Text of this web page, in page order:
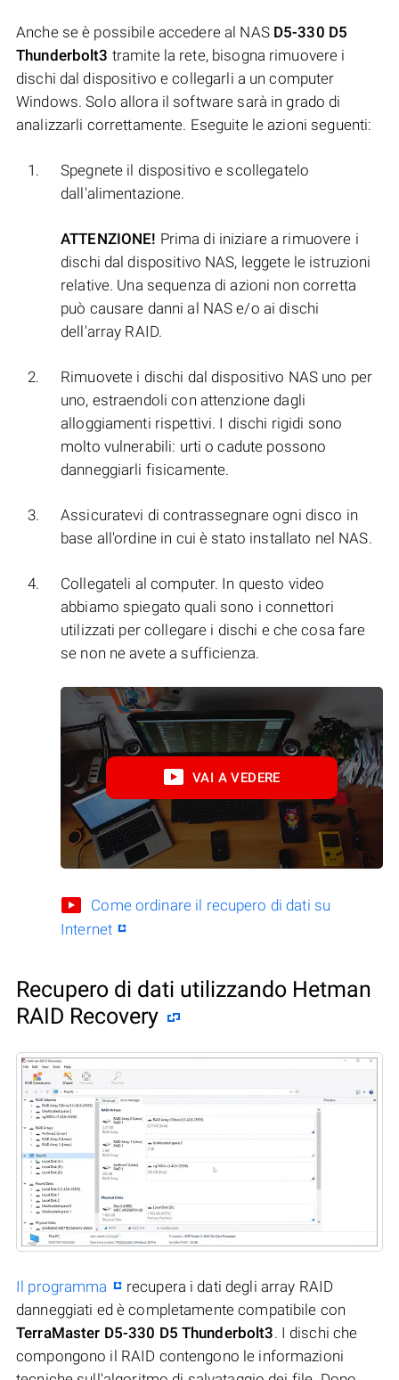
Anche se è possibile accedere al NAS D5-330 D5
Thunderbolt3 tramite la rete, bisogna rimuovere i
dischi dal dispositivo e collegarli a un computer
Windows. Solo allora il software sarà in grado di
analizzarli correttamente. Eseguite le azioni seguenti:
Spegnete il dispositivo e scollegatelo
dall'alimentazione.
ATTENZIONE! Prima di iniziare a rimuovere i
dischi dal dispositivo NAS, leggete le istruzioni
relative. Una sequenza di azioni non corretta
può causare danni al NAS e/o ai dischi
dell'array RAID.
Rimuovete i dischi dal dispositivo NAS uno per
uno, estraendoli con attenzione dagli
alloggiamenti rispettivi. I dischi rigidi sono
molto vulnerabili: urti o cadute possono
danneggiarli fisicamente.
Assicuratevi di contrassegnare ogni disco in
base all'ordine in cui è stato installato nel NAS.
Collegateli al computer. In questo video
abbiamo spiegato quali sono i connettori
utilizzati per collegare i dischi e che cosa fare
se non ne avete a sufficienza.
VAI A VEDERE
Come ordinare il recupero di dati su
Internet
Recupero di dati utilizzando Hetman
RAID Recovery
Il programma
recupera i dati degli array RAID
danneggiati ed è completamente compatibile con
TerraMaster D5-330 D5 Thunderbolt3. I dischi che
compongono il RAID contengono le informazioni